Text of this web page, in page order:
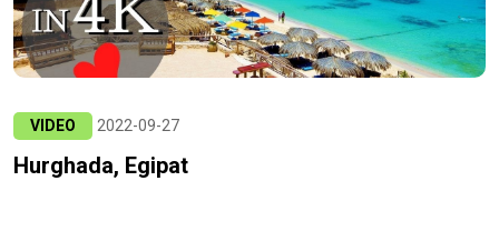
VIDEO 2022-09-27
Hurghada, Egipat